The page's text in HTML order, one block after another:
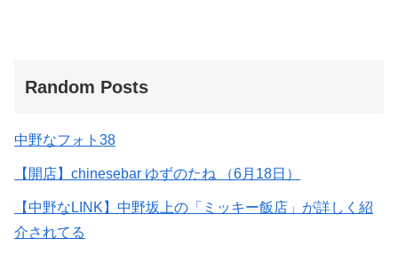
Random Posts
中野なフォト38
【開店】chinesebar ゆずのたね （6月18日）
【中野なLINK】中野坂上の「ミッキー飯店」が詳しく紹
介されてる